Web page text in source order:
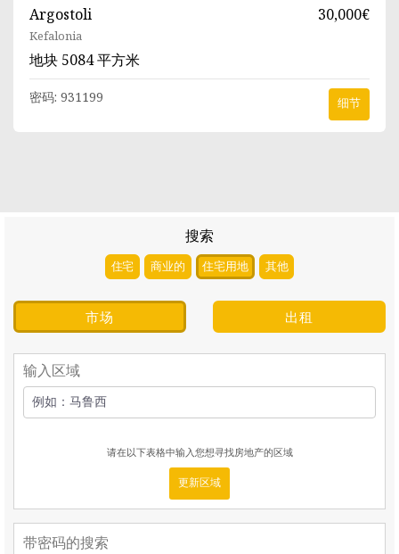
Argostoli 30,000€
Kefalonia
地块 5084 平方米
密码: 931199 细节
搜索
住宅 商业的 住宅用地 其他
市场 出租
输入区域
请在以下表格中输入您想寻找房地产的区域
更新区域
带密码的搜索